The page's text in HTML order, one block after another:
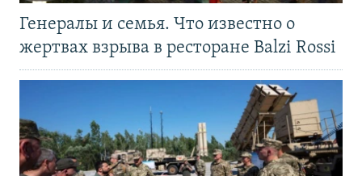
Генералы и семья. Что известно о
жертвах взрыва в ресторане Balzi Rossi